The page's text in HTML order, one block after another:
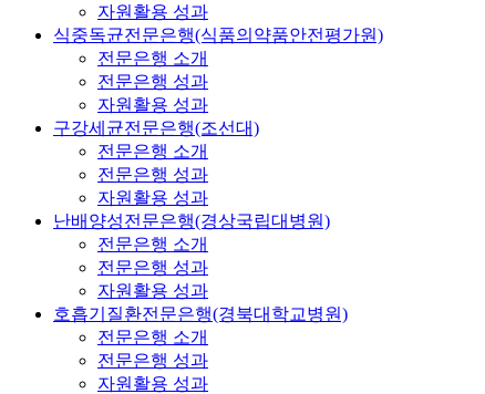
자원활용 성과
식중독균전문은행(식품의약품안전평가원)
전문은행 소개
전문은행 성과
자원활용 성과
구강세균전문은행(조선대)
전문은행 소개
전문은행 성과
자원활용 성과
난배양성전문은행(경상국립대병원)
전문은행 소개
전문은행 성과
자원활용 성과
호흡기질환전문은행(경북대학교병원)
전문은행 소개
전문은행 성과
자원활용 성과